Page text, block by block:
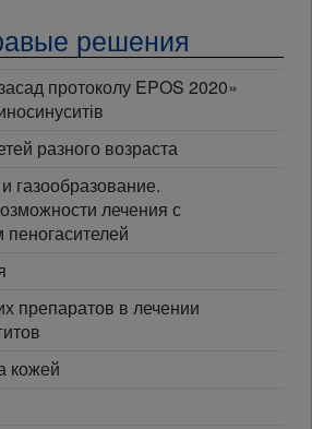
решения
протоколу EPOS 2020»
разного возраста
газообразование.
лечения с
препаратов в лечении
кожей